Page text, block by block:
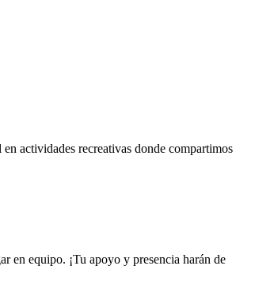
actividades recreativas donde compartimos
en equipo. ¡Tu apoyo y presencia harán de